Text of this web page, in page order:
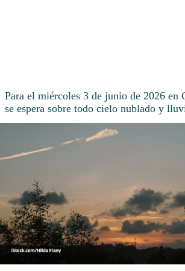
Para el miércoles 3 de junio de 2026 en
se espera sobre todo cielo nublado y